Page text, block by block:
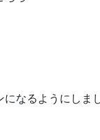
なるようにしま